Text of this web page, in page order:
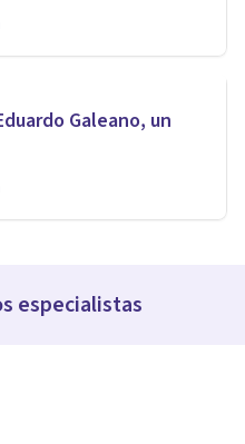
Galeano, un
especialistas